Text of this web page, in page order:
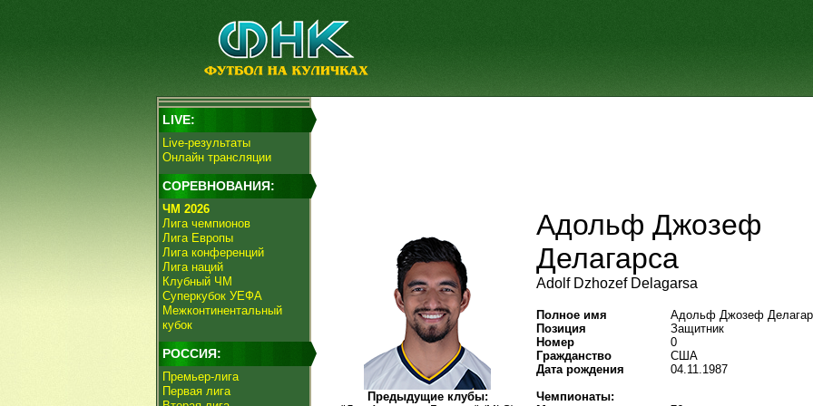
LIVE:
Live-результаты
Онлайн трансляции
СОРЕВНОВАНИЯ:
ЧМ 2026
Лига чемпионов
Лига Европы
Лига конференций
Лига наций
Клубный ЧМ
Суперкубок УЕФА
Межконтинентальный
кубок
РОССИЯ:
Премьер-лига
Первая лига
Предыдущие клубы:
Адольф Джозеф
Делагарса
Adolf Dzhozef Delagarsa
Полное имя
Адольф Джозеф
Позиция
Защитник
Номер
0
Гражданство
США
Дата рождения
04.11.1987
Чемпионаты: